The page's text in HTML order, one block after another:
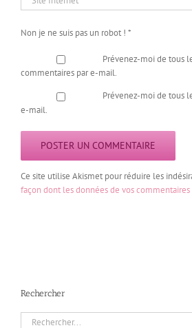
Non je ne suis pas un robot ! *
Prévenez-moi de tous
commentaires par e-mail.
Prévenez-moi de tous
e-mail.
Ce site utilise Akismet pour réduire les
façon dont les données de vos
Rechercher
Rechercher: